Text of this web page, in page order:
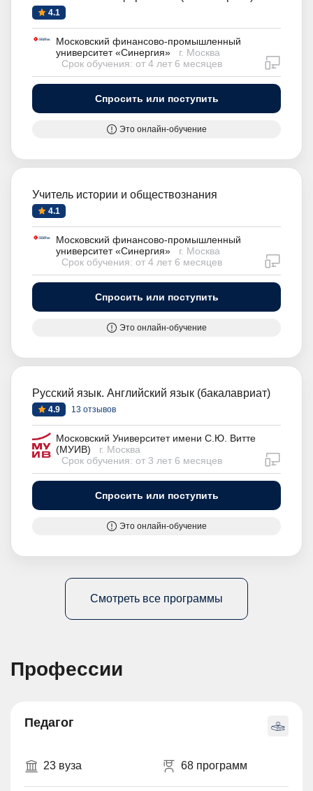
4.1
Московский финансово-промышленный
университет «Синергия»
г. Москва
Срок обучения: от 4 лет 6 месяцев
Спросить или поступить
Это онлайн-обучение
Учитель истории и обществознания
4.1
Московский финансово-промышленный
университет «Синергия»
г. Москва
Срок обучения: от 4 лет 6 месяцев
Спросить или поступить
Это онлайн-обучение
Русский язык. Английский язык (бакалавриат)
4.9 13 отзывов
Московский Университет имени С.Ю. Витте
(МУИВ)
г. Москва
Срок обучения: от 3 лет 6 месяцев
Спросить или поступить
Это онлайн-обучение
Смотреть все программы
Профессии
Педагог
23 вуза 68 программ